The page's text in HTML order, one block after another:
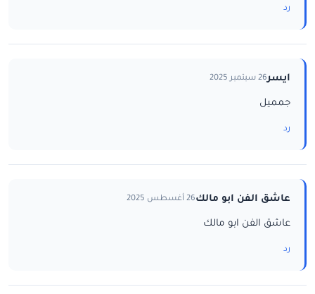
رد
ايسر26 سبتمبر 2025
جمميل
رد
عاشق الفن ابو مالك26 أغسطس 2025
عاشق الفن ابو مالك
رد